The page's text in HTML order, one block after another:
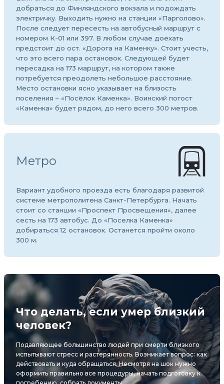
добраться до Финляндского вокзала и подождать
электричку. Выходить нужно на станции «Парголово».
После следует пересесть на автобусный маршрут с
номером К-01 или 397. В любом случае доехать
предстоит до ост. «Дорога на Каменку». Стоит учесть,
что это всего пара остановок. Следующей будет
пересадка на 173 маршрут, на котором также
потребуется преодолеть небольшое расстояние.
Место остановки ясно указывает на близость
поселения – «Посёлок Каменка». Воинский погост
«Каменка» будет рядом, до него всего 300 метров.
Метро
Вариант удобного проезда есть благодаря развитой
системе метрополитена Санкт-Петербурга. Начать
стоит со станции «Проспект Просвещения», далее
сесть на 173 автобус. До «Поселка Каменка»
добираться 12 остановок. Останется пройти около
300 м.
Что делать, если умер близкий
человек?
Подавляющее большинство людей при смерти близкого
испытывают стресс и растерянность. Возникает вопрос: как
действовать и куда обращаться. Несмотря на шок нужно
оформить правильно все процедуры, начать подготовку к